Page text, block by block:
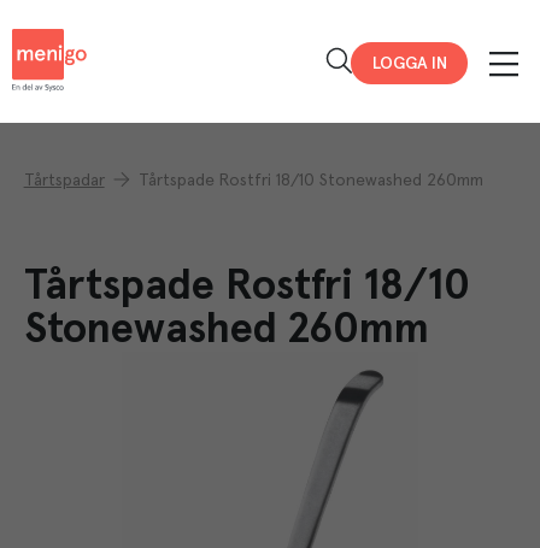
LOGGA IN
Tårtspadar Tårtspade Rostfri 18/10 Stonewashed 260mm
Tårtspade Rostfri 18/10
Stonewashed 260mm